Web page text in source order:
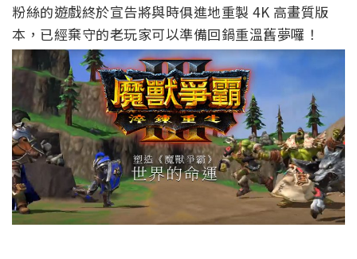
粉絲的遊戲終於宣告將與時俱進地重製 4K 高畫質版
本，已經棄守的老玩家可以準備回鍋重溫舊夢囉！